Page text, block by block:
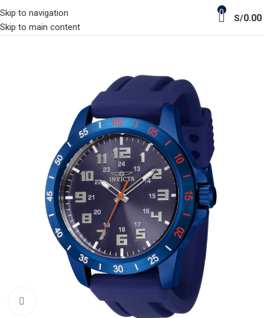
Skip to navigation
Skip to main content
0
S/0.00
Click to enlarge